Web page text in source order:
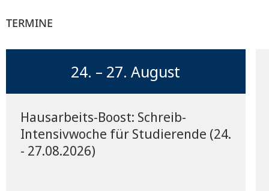
TERMINE
24. – 27. August
Hausarbeits-Boost: Schreib-
Intensivwoche für Studierende (24.
- 27.08.2026)